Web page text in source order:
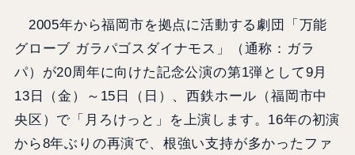
2005年から福岡市を拠点に活動する劇団「万能
グローブ ガラパゴスダイナモス」（通称：ガラ
パ）が20周年に向けた記念公演の第1弾として9月
13日（金）～15日（日）、西鉄ホール（福岡市中
央区）で「月ろけっと」を上演します。16年の初演
から8年ぶりの再演で、根強い支持が多かったファ